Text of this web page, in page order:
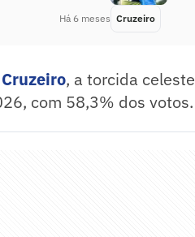
Há 6 meses Cruzeiro
, a torcida celeste
com 58,3% dos votos.